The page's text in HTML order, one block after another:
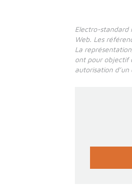
Electro-standard
Web. Les
La
ont pour objectif
autorisation